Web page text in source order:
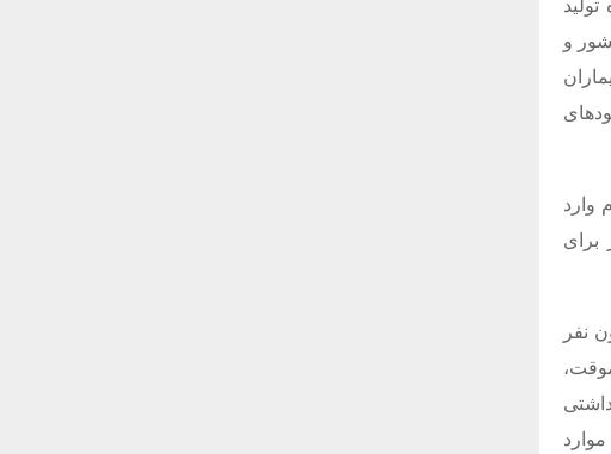
و
وارد
برای
است. برآوردها نشان می‌دهد حدود ۳.۲ میلیون نفر